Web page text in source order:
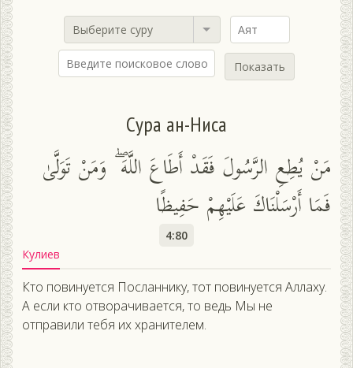
Выберите суру
Показать
Сура ан-Ниса
مَنْ يُطِعِ الرَّسُولَ فَقَدْ أَطَاعَ اللَّهَ ۖ وَمَنْ تَوَلَّىٰ
فَمَا أَرْسَلْنَاكَ عَلَيْهِمْ حَفِيظًا
4:80
Кулиев
Кто повинуется Посланнику, тот повинуется Аллаху.
А если кто отворачивается, то ведь Мы не
отправили тебя их хранителем.